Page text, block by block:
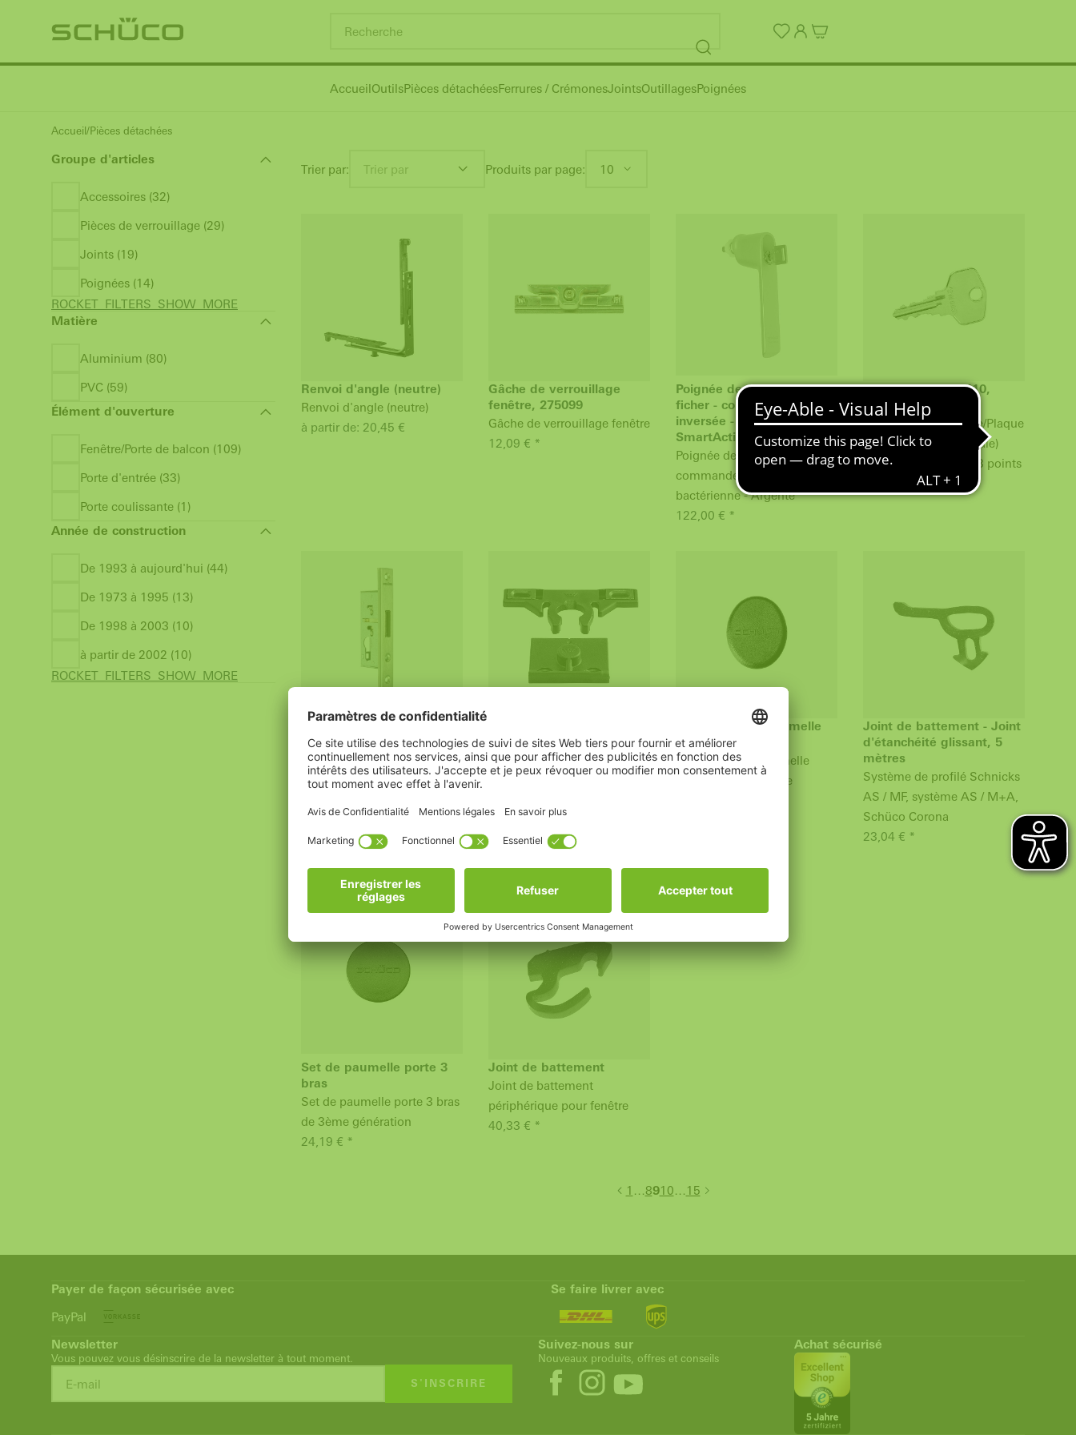
AccueilOutilsPièces détachéesFerrures / CrémonesJointsOutillagesPoignées
Accueil Pièces détachées
Groupe d'articles
Accessoires (32)
Pièces de verrouillage (29)
Joints (19)
Poignées (14)
ROCKET_FILTERS_SHOW_MORE
Matière
Aluminium (80)
PVC (59)
Élément d'ouverture
Fenêtre/Porte de balcon (109)
Porte d'entrée (33)
Porte coulissante (1)
Année de construction
De 1993 à aujourd'hui (44)
De 1973 à 1995 (13)
De 1998 à 2003 (10)
à partir de 2002 (10)
ROCKET_FILTERS_SHOW_MORE
Trier par: Trier par Produits par page: 10
Renvoi d'angle (neutre)
Renvoi d'angle (neutre)
à partir de: 20,45 €
Gâche de verrouillage
fenêtre, 275099
Gâche de verrouillage fenêtre
12,09 € *
Poignée de fenêtre à
ficher - commande
inversée - anti-bactérienne
SmartActive
Poignée de fenêtre à ficher -
commande inversée - anti-
bactérienne - Argenté
122,00 € *
Clé 2W005, 4W1410,
2D157
Gâche de verrouillage/Plaque
de verrouillage (centrale)
pour verrouillage en 3 points
à partir de: 15,32 €
Serrure 1 point à
mortaiser
Serrure 1 point à mortaiser
122,00 € *
(nouvelle ferrure) Corona
CT 70/SI 82
Poignée de fenêtre / Schüco
Systèmes de profilés Schüco
Corona AS 60 / CT 70 / SI 82
Capuchons de paumelle
porte 2 bras
Capuchons de paumelle
porte 2 bras de 2ème
Joint de battement - Joint
d'étanchéité glissant, 5
mètres
Système de profilé Schnicks
AS / MF, système AS / M+A,
Schüco Corona
23,04 € *
Set de paumelle porte 3
bras
Set de paumelle porte 3 bras
de 3ème génération
24,19 € *
Joint de battement
Joint de battement
périphérique pour fenêtre
40,33 € *
1 …8910… 15
Payer de façon sécurisée avec
PayPal
Se faire livrer avec
Newsletter
Vous pouvez vous désinscrire de la newsletter à tout moment.
S'INSCRIRE
Suivez-nous sur
Nouveaux produits, offres et conseils
Achat sécurisé